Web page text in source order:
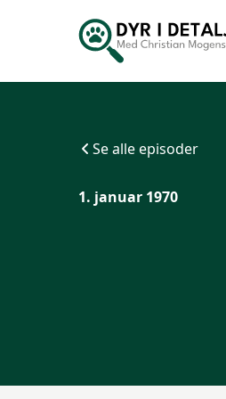
Se alle episoder
1. januar 1970